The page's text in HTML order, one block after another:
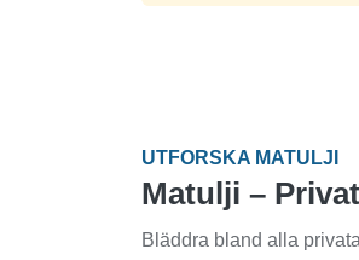
UTFORSKA MATULJI
Matulji –
Bläddra bland alla